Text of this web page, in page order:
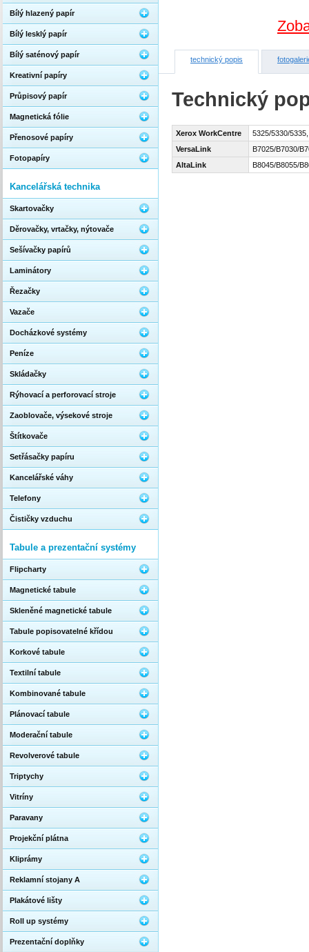
technický popis
Technický
Xerox WorkCentre
5325/5330/
VersaLink
B7025/B7030/
AltaLink
B8045/B8055/
Bílý hlazený papír
Bílý lesklý papír
Bílý saténový papír
Kreativní papíry
Průpisový papír
Magnetická fólie
Přenosové papíry
Fotopapíry
Kancelářská technika
Skartovačky
Děrovačky, vrtačky, nýtovače
Sešívačky papírů
Laminátory
Řezačky
Vazače
Docházkové systémy
Peníze
Skládačky
Rýhovací a perforovací stroje
Zaoblovače, výsekové stroje
Štítkovače
Setřásačky papíru
Kancelářské váhy
Telefony
Čističky vzduchu
Tabule a prezentační systémy
Flipcharty
Magnetické tabule
Skleněné magnetické tabule
Tabule popisovatelné křídou
Korkové tabule
Textilní tabule
Kombinované tabule
Plánovací tabule
Moderační tabule
Revolverové tabule
Triptychy
Vitríny
Paravany
Projekční plátna
Kliprámy
Reklamní stojany A
Plakátové lišty
Roll up systémy
Prezentační doplňky